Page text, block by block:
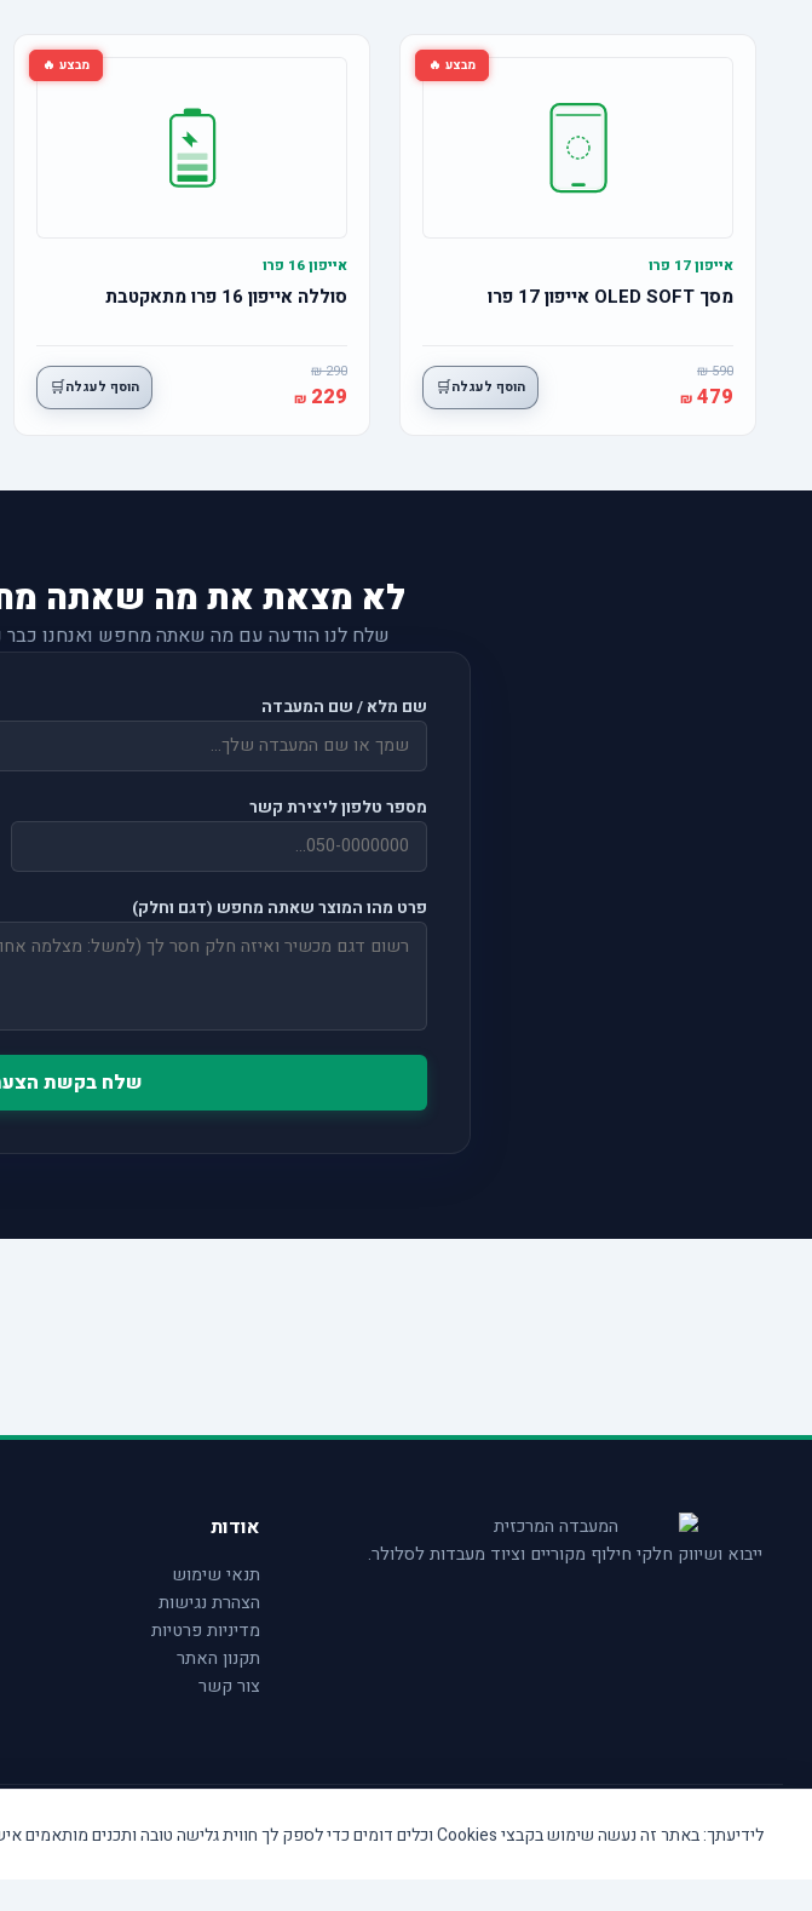
לידיעתך: באתר זה נעשה שימוש בקבצי Cookies וכלים דומים כדי לספק לך חווית גלישה טובה ותכנים מותאמים אישית.
מבצע 🔥
אייפון 17 פרו
מסך OLED SOFT אייפון 17 פרו
590
479 הוסף לעגלה🛒
מבצע 🔥
אייפון 16 פרו
סוללה אייפון 16 פרו מתאקטבת
290
229 הוסף לעגלה🛒
לא מצאת את מה שאתה
שלח לנו הודעה עם מה שאתה מחפש ואנחנו כבר
שם מלא / שם המעבדה
מספר טלפון ליצירת קשר
פרט מהו המוצר שאתה מחפש (דגם וחלק)
שלח בקשת
ייבוא ושיווק חלקי חילוף מקוריים וציוד מעבדות לסלולר.
אודות
תנאי שימוש
הצהרת נגישות
מדיניות פרטיות
תקנון האתר
צור קשר
© המעבדה המרכזית TAS ISRAEL. כל הזכויות שמורות.